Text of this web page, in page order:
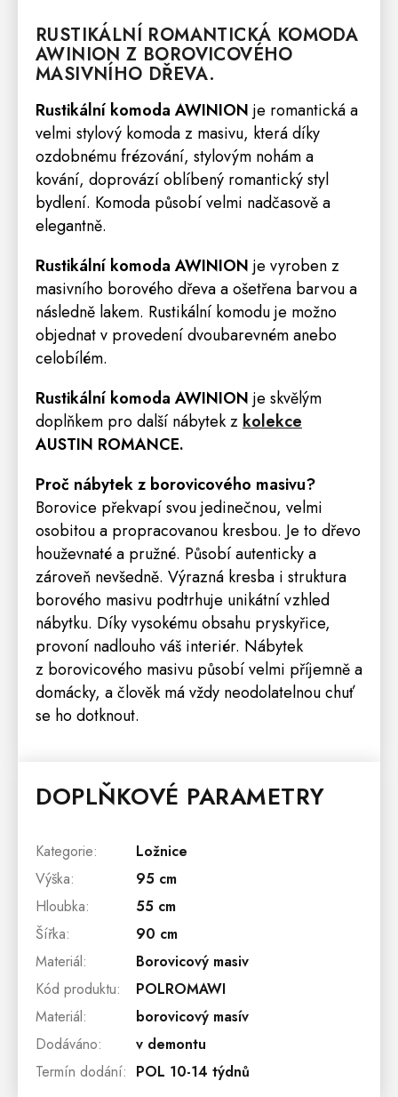
RUSTIKÁLNÍ ROMANTICKÁ KOMODA
AWINION Z BOROVICOVÉHO
MASIVNÍHO DŘEVA.
Rustikální komoda AWINION je romantická a
velmi stylový komoda z masivu, která díky
ozdobnému frézování, stylovým nohám a
kování, doprovází oblíbený romantický styl
bydlení. Komoda působí velmi nadčasově a
elegantně.
Rustikální komoda AWINION je vyroben z
masivního borového dřeva a ošetřena barvou a
následně lakem. Rustikální komodu je možno
objednat v provedení dvoubarevném anebo
celobílém.
Rustikální komoda AWINION je skvělým
doplňkem pro další nábytek z kolekce
AUSTIN ROMANCE.
Proč nábytek z borovicového masivu?
Borovice překvapí svou jedinečnou, velmi
osobitou a propracovanou kresbou. Je to dřevo
houževnaté a pružné. Působí autenticky a
zároveň nevšedně. Výrazná kresba i struktura
borového masivu podtrhuje unikátní vzhled
nábytku. Díky vysokému obsahu pryskyřice,
provoní nadlouho váš interiér. Nábytek
z borovicového masivu působí velmi příjemně a
domácky, a člověk má vždy neodolatelnou chuť
se ho dotknout.
DOPLŇKOVÉ PARAMETRY
Kategorie:
Ložnice
Výška:
95 cm
Hloubka:
55 cm
Šířka:
90 cm
Materiál:
Borovicový masiv
Kód produktu:
POLROMAWI
Materiál:
borovicový masív
Dodáváno:
v demontu
Termín dodání: POL 10-14 týdnů